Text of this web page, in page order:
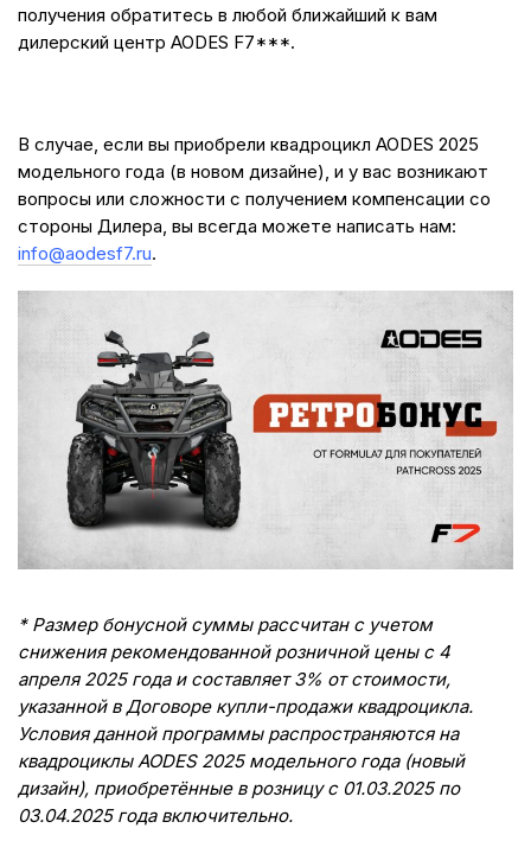
получения обратитесь в любой ближайший к вам
дилерский центр AODES F7***.
В случае, если вы приобрели квадроцикл AODES 2025
модельного года (в новом дизайне), и у вас возникают
вопросы или сложности с получением компенсации со
стороны Дилера, вы всегда можете написать нам:
info@aodesf7.ru.
* Размер бонусной суммы рассчитан с учетом
снижения рекомендованной розничной цены с 4
апреля 2025 года и составляет 3% от стоимости,
указанной в Договоре купли-продажи квадроцикла.
Условия данной программы распространяются на
квадроциклы AODES 2025 модельного года (новый
дизайн), приобретённые в розницу с 01.03.2025 по
03.04.2025 года включительно.